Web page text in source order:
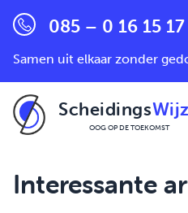
085 – 0 16 15 17
Samen uit elkaar zonder
Scheidings
OOG OP DE TOEKOMST
Interessante